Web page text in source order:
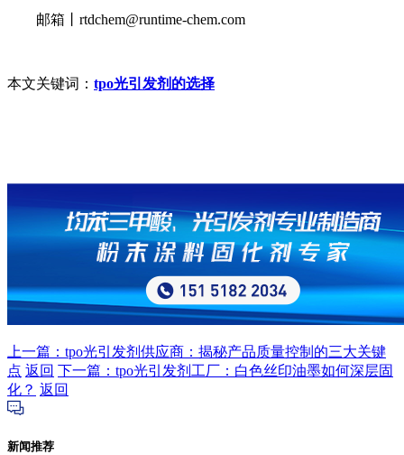
邮箱丨rtdchem@runtime-chem.com
本文关键词： tpo光引发剂的选择
上一篇：tpo光引发剂供应商：揭秘产品质量控制的三大关键
点 返回 下一篇：tpo光引发剂工厂：白色丝印油墨如何深层固
化？ 返回
新闻推荐